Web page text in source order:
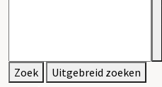
Zoek Uitgebreid zoeken